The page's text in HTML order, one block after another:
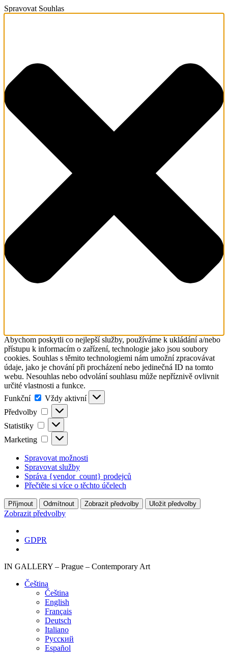
Spravovat Souhlas
Abychom poskytli co nejlepší služby, používáme k ukládání a/nebo
přístupu k informacím o zařízení, technologie jako jsou soubory
cookies. Souhlas s těmito technologiemi nám umožní zpracovávat
údaje, jako je chování při procházení nebo jedinečná ID na tomto
webu. Nesouhlas nebo odvolání souhlasu může nepříznivě ovlivnit
určité vlastnosti a funkce.
Funkční
Funkční
Vždy aktivní
Předvolby
Předvolby
Statistiky Statistiky
Marketing Marketing
Spravovat možnosti
Spravovat služby
Správa {vendor_count} prodejců
Přečtěte si více o těchto účelech
Příjmout Odmítnout Zobrazit předvolby Uložit předvolby
Zobrazit předvolby
GDPR
IN GALLERY – Prague – Contemporary Art
Čeština‎
Čeština‎
English
Français
Deutsch
Italiano
Русский
Español